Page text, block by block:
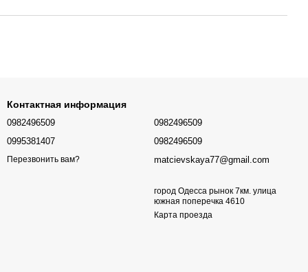
Контактная информация
0982496509
0995381407
Перезвонить вам?
0982496509
0982496509
matcievskaya77@gmail.com
город Одесса рынок 7км. улица
южная поперечка 4610
Карта проезда